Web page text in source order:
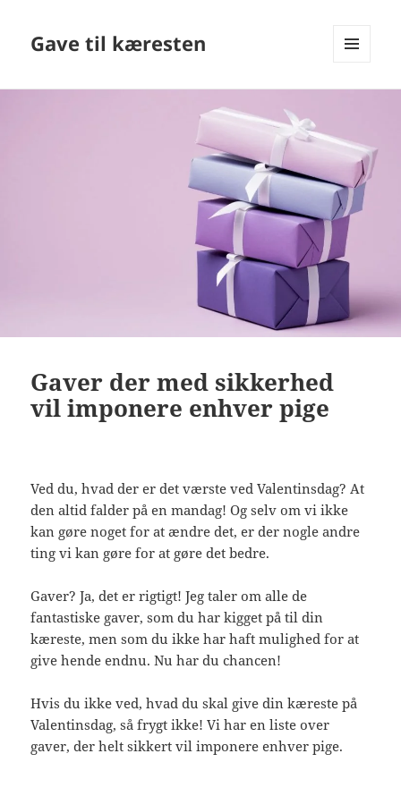
Gave til kæresten
Gaver der med sikkerhed
vil imponere enhver pige
Ved du, hvad der er det værste ved Valentinsdag? At
den altid falder på en mandag! Og selv om vi ikke
kan gøre noget for at ændre det, er der nogle andre
ting vi kan gøre for at gøre det bedre.
Gaver? Ja, det er rigtigt! Jeg taler om alle de
fantastiske gaver, som du har kigget på til din
kæreste, men som du ikke har haft mulighed for at
give hende endnu. Nu har du chancen!
Hvis du ikke ved, hvad du skal give din kæreste på
Valentinsdag, så frygt ikke! Vi har en liste over
gaver, der helt sikkert vil imponere enhver pige.